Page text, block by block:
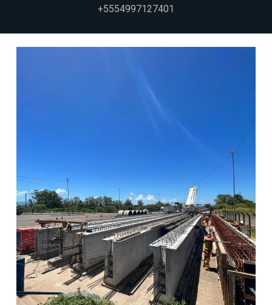
+5554997127401